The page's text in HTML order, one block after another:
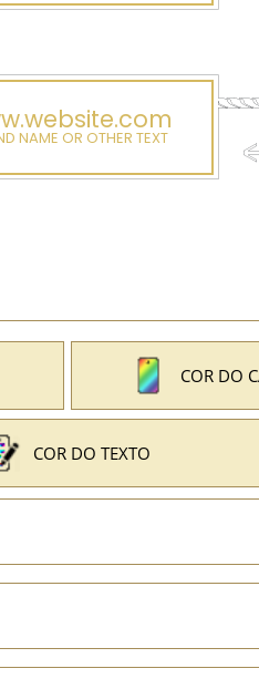
COR DO
COR DO TEXTO